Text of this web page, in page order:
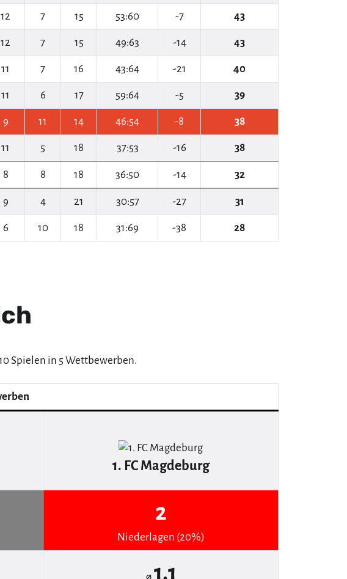
12 7 15 53:60 -7 43
12 7 15 49:63 -14 43
11 7 16 43:64 -21 40
11 6 17 59:64 -5 39
9 11 14 46:54 -8 38
11 5 18 37:53 -16 38
8 8 18 36:50 -14 32
9 4 21 30:57 -27 31
6 10 18 31:69 -38 28
Spielen in 5 Wettbewerben.
1. FC Magdeburg
2
Niederlagen (20%)
1.1